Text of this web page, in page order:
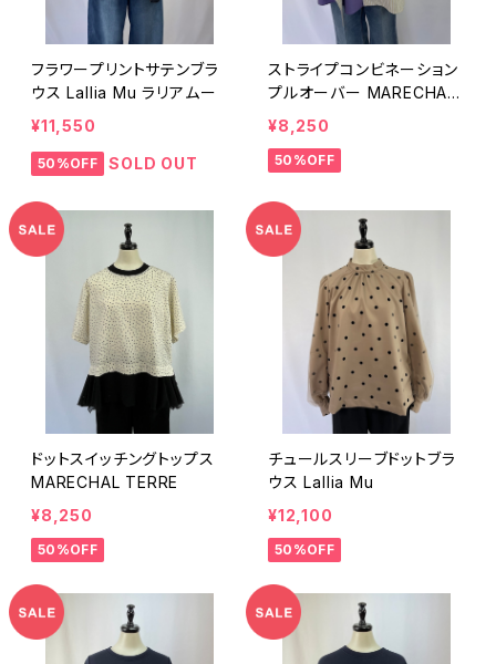
フラワープリントサテンブラ
ウス Lallia Mu ラリアムー
¥11,550
50%OFF SOLD OUT
ストライプコンビネーション
プルオーバー MARECHAL
TERRE
¥8,250
50%OFF
ドットスイッチングトップス
MARECHAL TERRE
¥8,250
50%OFF
チュールスリーブドットブラ
ウス Lallia Mu
¥12,100
50%OFF